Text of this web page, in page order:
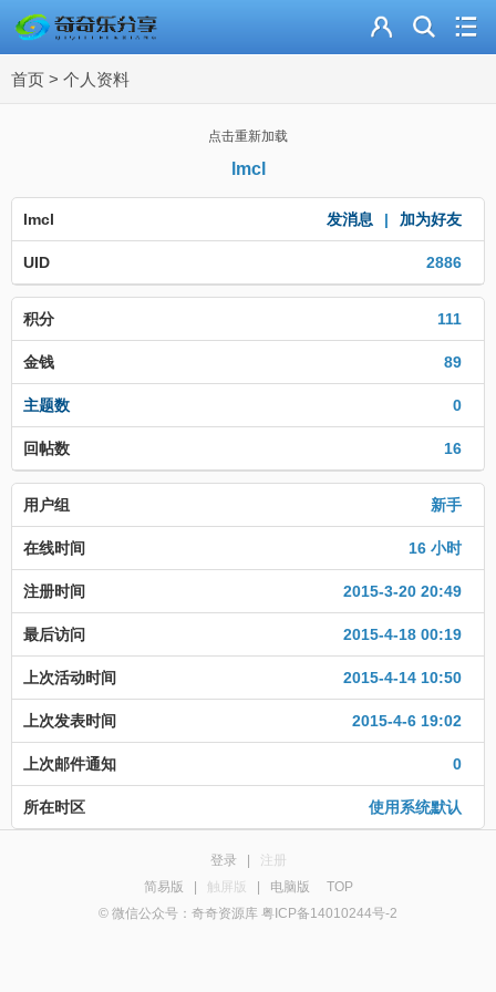
首页 > 个人资料
点击重新加载
lmcl
发消息 | 加为好友
lmcl
2886
UID
111
积分
89
金钱
0
主题数
16
回帖数
新手
用户组
16 小时
在线时间
2015-3-20 20:49
注册时间
2015-4-18 00:19
最后访问
2015-4-14 10:50
上次活动时间
2015-4-6 19:02
上次发表时间
0
上次邮件通知
使用系统默认
所在时区
登录
注册
简易版
触屏版 电脑版
TOP
© 微信公众号：奇奇资源库 粤ICP备14010244号-2
资源合集
站内导读
加入频道